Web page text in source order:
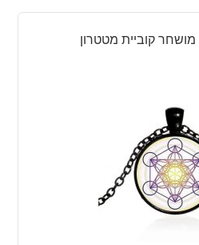
קוביית מטטרון